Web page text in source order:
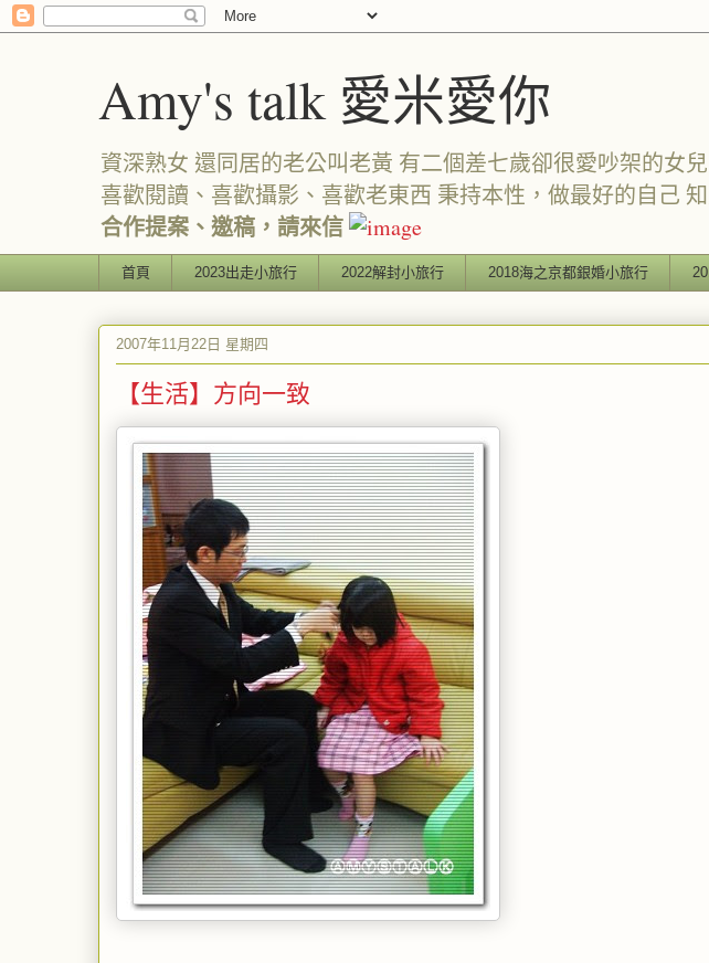
Amy's talk 愛米愛你
資深熟女 還同居的老公叫老黃 有二個差七歲卻很愛吵架的女
喜歡閱讀、喜歡攝影、喜歡老東西 秉持本性，做最好的自己
合作提案、邀稿，請來信
首頁 2023出走小旅行 2022解封小旅行 2018海之京都銀婚小旅行
2007年11月22日 星期四
【生活】方向一致